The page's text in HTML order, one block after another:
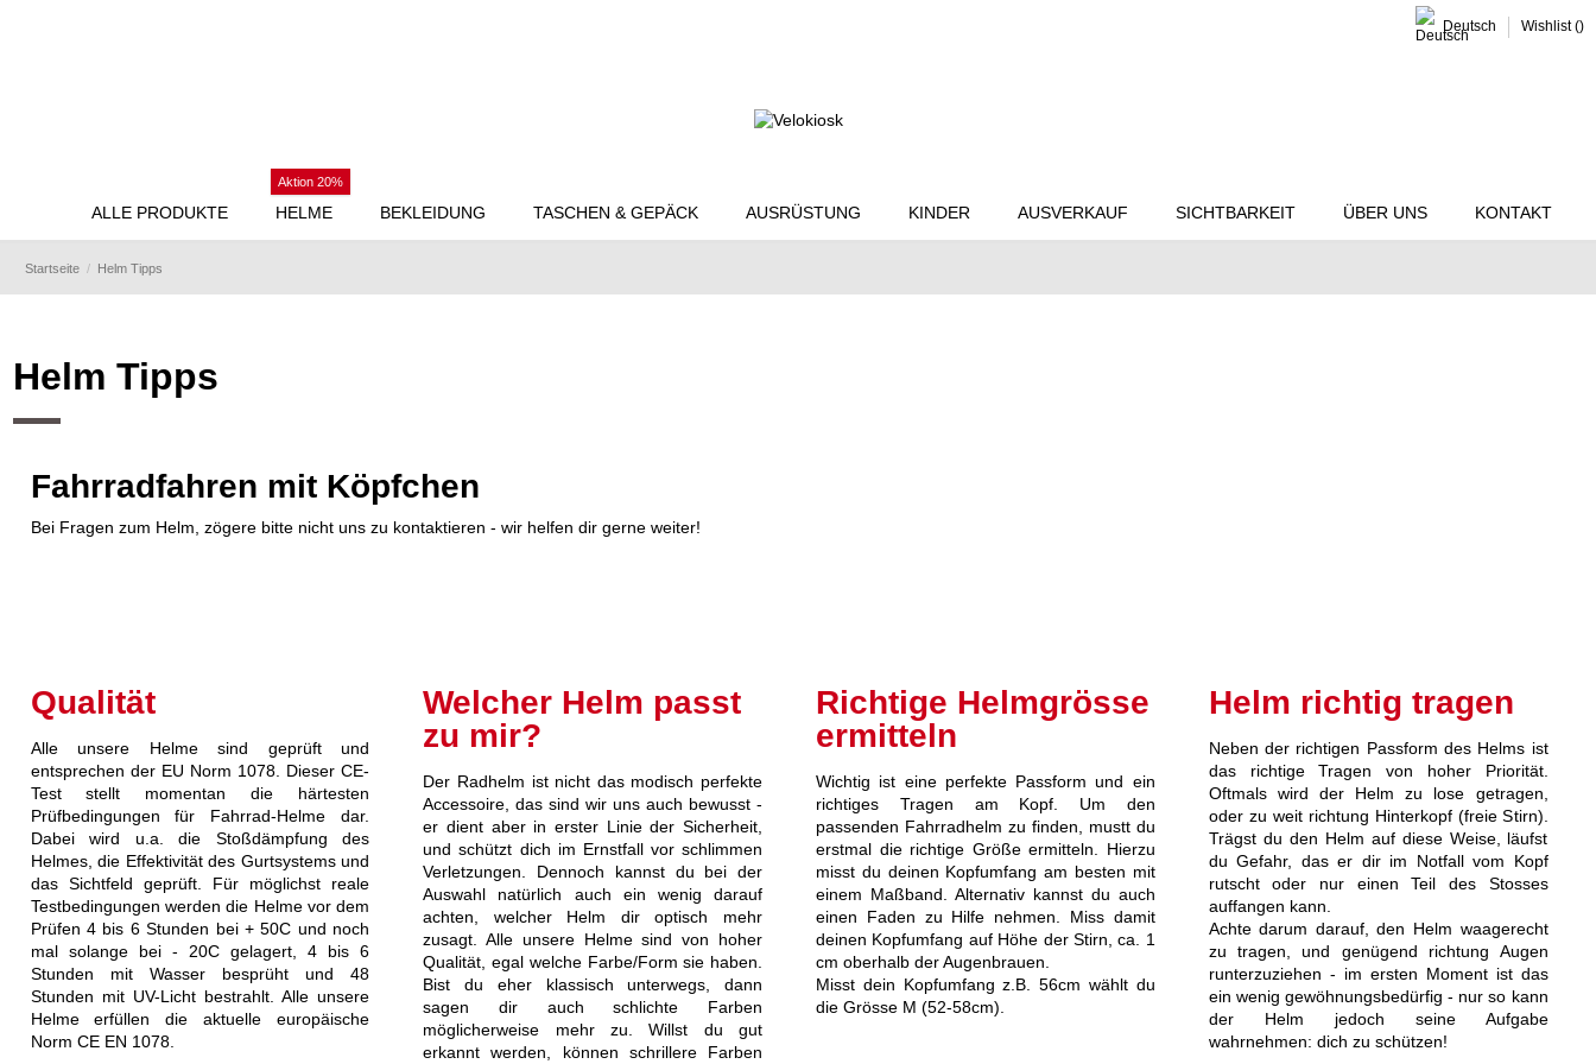
Deutsch Wishlist ()
ALLE PRODUKTE HELME
Aktion 20%
BEKLEIDUNG TASCHEN & GEPÄCK AUSRÜSTUNG KINDER AUSVERKAUF SICHTBARKEIT ÜBER UNS KONTAKT
Startseite Helm Tipps
Helm Tipps
Fahrradfahren mit Köpfchen
Bei Fragen zum Helm, zögere bitte nicht uns zu kontaktieren - wir helfen dir gerne weiter!
Qualität
Alle unsere Helme sind geprüft und
entsprechen der EU Norm 1078. Dieser CE-
Test stellt momentan die härtesten
Prüfbedingungen für Fahrrad-Helme dar.
Dabei wird u.a. die Stoßdämpfung des
Helmes, die Effektivität des Gurtsystems und
das Sichtfeld geprüft. Für möglichst reale
Testbedingungen werden die Helme vor dem
Prüfen 4 bis 6 Stunden bei + 50C und noch
mal solange bei - 20C gelagert, 4 bis 6
Stunden mit Wasser besprüht und 48
Stunden mit UV-Licht bestrahlt. Alle unsere
Helme erfüllen die aktuelle europäische
Norm CE EN 1078.
Welcher Helm passt
zu mir?
Der Radhelm ist nicht das modisch perfekte
Accessoire, das sind wir uns auch bewusst -
er dient aber in erster Linie der Sicherheit,
und schützt dich im Ernstfall vor schlimmen
Verletzungen. Dennoch kannst du bei der
Auswahl natürlich auch ein wenig darauf
achten, welcher Helm dir optisch mehr
zusagt. Alle unsere Helme sind von hoher
Qualität, egal welche Farbe/Form sie haben.
Bist du eher klassisch unterwegs, dann
sagen dir auch schlichte Farben
möglicherweise mehr zu. Willst du gut
erkannt werden, können schrillere Farben
Richtige Helmgrösse
ermitteln
Wichtig ist eine perfekte Passform und ein
richtiges Tragen am Kopf. Um den
passenden Fahrradhelm zu finden, mustt du
erstmal die richtige Größe ermitteln. Hierzu
misst du deinen Kopfumfang am besten mit
einem Maßband. Alternativ kannst du auch
einen Faden zu Hilfe nehmen. Miss damit
deinen Kopfumfang auf Höhe der Stirn, ca. 1
cm oberhalb der Augenbrauen.
Misst dein Kopfumfang z.B. 56cm wählt du
die Grösse M (52-58cm).
Helm richtig tragen
Neben der richtigen Passform des Helms ist
das richtige Tragen von hoher Priorität.
Oftmals wird der Helm zu lose getragen,
oder zu weit richtung Hinterkopf (freie Stirn).
Trägst du den Helm auf diese Weise, läufst
du Gefahr, das er dir im Notfall vom Kopf
rutscht oder nur einen Teil des Stosses
auffangen kann.
Achte darum darauf, den Helm waagerecht
zu tragen, und genügend richtung Augen
runterzuziehen - im ersten Moment ist das
ein wenig gewöhnungsbedürfig - nur so kann
der Helm jedoch seine Aufgabe
wahrnehmen: dich zu schützen!